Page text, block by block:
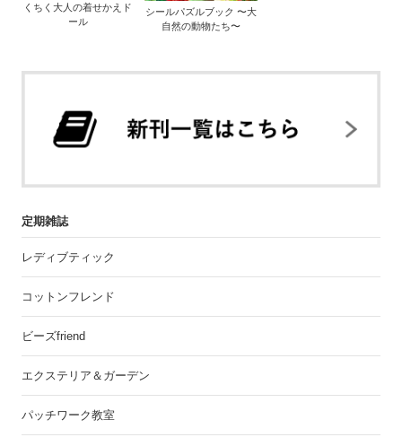
くちく大人の着せかえド
ール
シールパズルブック 〜大
自然の動物たち〜
定期雑誌
レディブティック
コットンフレンド
ビーズfriend
エクステリア＆ガーデン
パッチワーク教室